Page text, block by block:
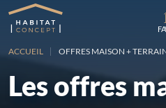
ACCUEIL OFFRES MAISON +
Les offres